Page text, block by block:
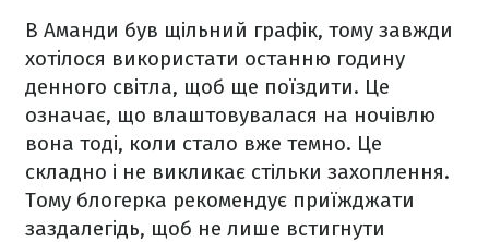
В Аманди був щільний графік, тому завжди
хотілося використати останню годину
денного світла, щоб ще поїздити. Це
означає, що влаштовувалася на ночівлю
вона тоді, коли стало вже темно. Це
складно і не викликає стільки захоплення.
Тому блогерка рекомендує приїжджати
заздалегідь, щоб не лише встигнути